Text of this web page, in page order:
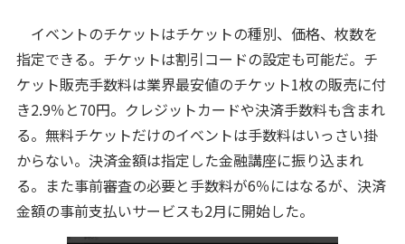
イベントのチケットはチケットの種別、価格、枚数を
指定できる。チケットは割引コードの設定も可能だ。チ
ケット販売手数料は業界最安値のチケット1枚の販売に付
き2.9％と70円。クレジットカードや決済手数料も含まれ
る。無料チケットだけのイベントは手数料はいっさい掛
からない。決済金額は指定した金融講座に振り込まれ
る。また事前審査の必要と手数料が6％にはなるが、決済
金額の事前支払いサービスも2月に開始した。